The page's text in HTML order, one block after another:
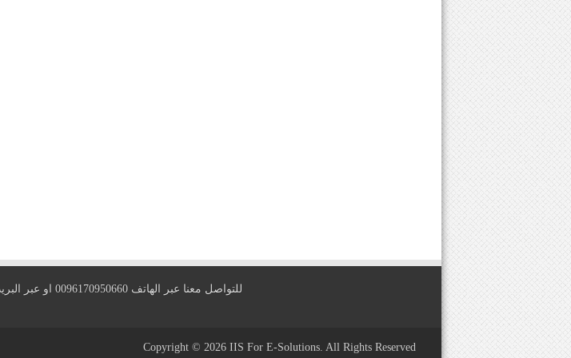
للتواصل معنا عبر الهاتف 0096170950660 او عبر البريد الالكتروني
Copyright © 2026 IIS For E-Solutions. All Rights Reserved